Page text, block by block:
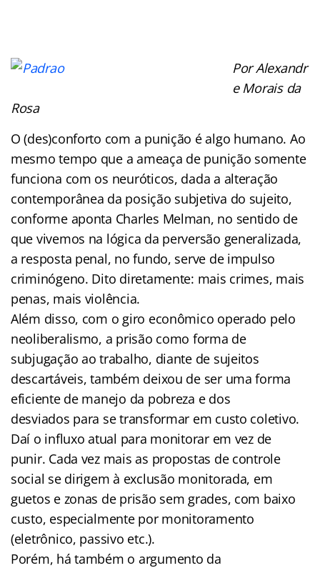
Por Alexandr
e Morais da
Rosa
O (des)conforto com a punição é algo humano. Ao
mesmo tempo que a ameaça de punição somente
funciona com os neuróticos, dada a alteração
contemporânea da posição subjetiva do sujeito,
conforme aponta Charles Melman, no sentido de
que vivemos na lógica da perversão generalizada,
a resposta penal, no fundo, serve de impulso
criminógeno. Dito diretamente: mais crimes, mais
penas, mais violência.
Além disso, com o giro econômico operado pelo
neoliberalismo, a prisão como forma de
subjugação ao trabalho, diante de sujeitos
descartáveis, também deixou de ser uma forma
eficiente de manejo da pobreza e dos
desviados para se transformar em custo coletivo.
Daí o influxo atual para monitorar em vez de
punir. Cada vez mais as propostas de controle
social se dirigem à exclusão monitorada, em
guetos e zonas de prisão sem grades, com baixo
custo, especialmente por monitoramento
(eletrônico, passivo etc.).
Porém, há também o argumento da